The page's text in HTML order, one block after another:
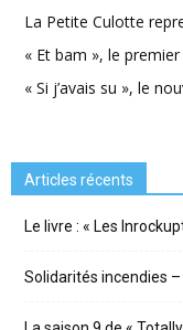
La Petite Culotte
« Et bam », le
« Si j’avais su », le
Articles récents
Le livre : « Les
Solidarités incendies